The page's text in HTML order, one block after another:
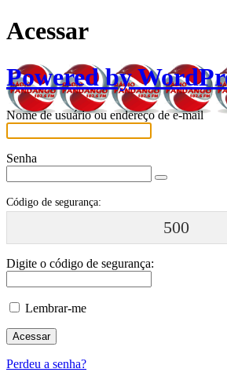
Acessar
Powered by
Nome de usuário ou endereço de e-mail
Senha
Código de segurança:
500
Digite o código de segurança:
Lembrar-me
Perdeu a senha?